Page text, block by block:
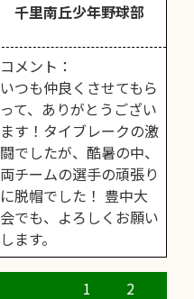
千里南丘少年野球部
コメント：
いつも仲良くさせてもら
って、ありがとうござい
ます！タイブレークの激
闘でしたが、酷暑の中、
両チームの選手の頑張り
に脱帽でした！ 豊中大
会でも、よろしくお願い
します。